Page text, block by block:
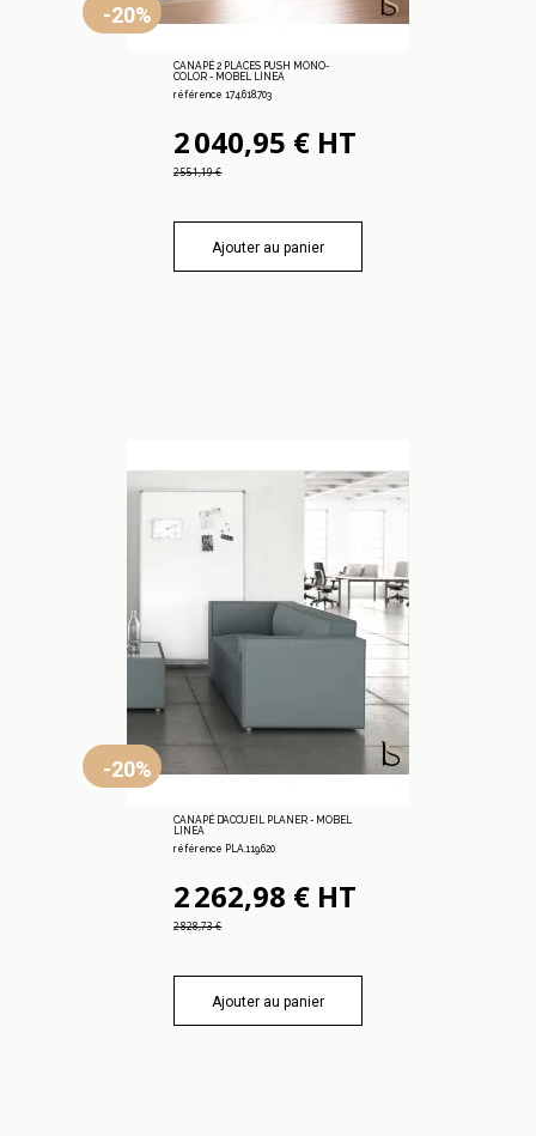
-20%
CANAPÉ 2 PLACES PUSH MONO-
COLOR - MOBEL LINEA
référence 174.618.703
2 040,95 € HT
2 551,19 €
Ajouter au panier
-20%
CANAPÉ D’ACCUEIL PLANER - MOBEL
LINEA
référence PLA.119.620
2 262,98 € HT
2 828,73 €
Ajouter au panier